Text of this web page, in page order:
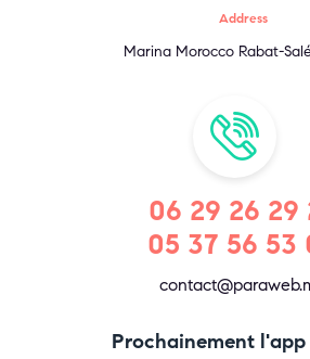
Address
Marina Morocco Rabat-
06 29 26 29
05 37 56 53
Prochainement